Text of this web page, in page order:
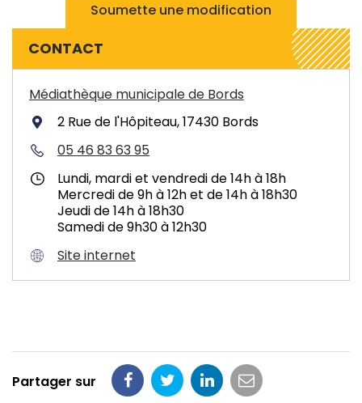
Soumette une modification
CONTACT
Médiathèque municipale de Bords
2 Rue de l'Hôpiteau, 17430 Bords
05 46 83 63 95
Lundi, mardi et vendredi de 14h à 18h
Mercredi de 9h à 12h et de 14h à 18h30
Jeudi de 14h à 18h30
Samedi de 9h30 à 12h30
Site internet
Partager sur
PartagerPartager
PartagerPartager